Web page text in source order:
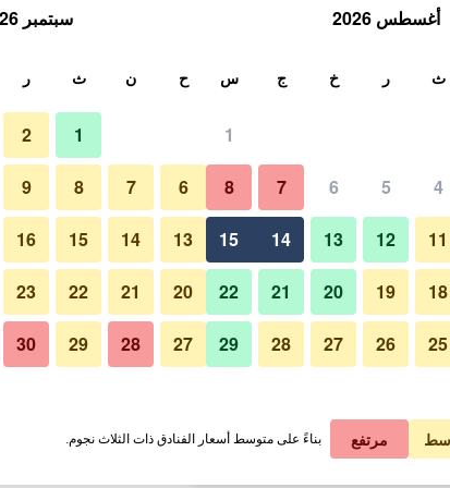
في الليلة
﷼ عرض الصفقة
﷼ عرض الصفقة صور لـ ريج بويرتو ماليكون
أغسطس 2026
ث ر خ ج س
1
4
5
6
7
8
11
12
13
14
15
18
19
20
21
22
25
26
27
28
29
سبتمبر 2026
ح ن ث ر
1
2
6
7
8
9
13
14
15
16
20
21
22
23
27
28
29
30
مرتفع بناءً على متوسط أسعار الفنادق ذات الثلاث نجوم.